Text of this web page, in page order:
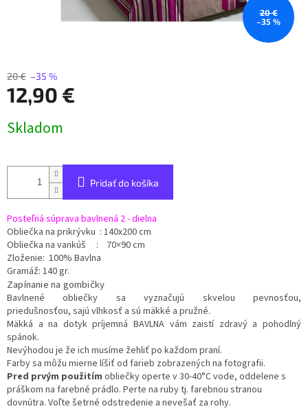
20 €
–35 %
20 € –35 %
12,90 €
cena:
Skladom
Pridať do košíka
Posteľná súprava bavlnená 2 - dielna
Obliečka na prikrývku : 140x200 cm
Obliečka na vankúš : 70×90 cm
Zloženie: 100% Bavlna
Gramáž: 140 gr.
Zapínanie na gombičky
Bavlnené obliečky sa vyznačujú skvelou pevnosťou,
priedušnosťou, sajú vlhkosť a sú mäkké a pružné.
Mäkká a na dotyk príjemná BAVLNA vám zaistí zdravý a pohodlný
spánok.
Nevýhodou je že ich musíme žehliť po každom praní.
Farby sa môžu mierne líšiť od farieb zobrazených na fotografii.
Pred prvým použitím obliečky operte v 30-40°C vode, oddelene s
práškom na farebné prádlo. Perte na ruby tj. farebnou stranou
dovnútra. Voľte šetrné odstredenie a nevešať za rohy.